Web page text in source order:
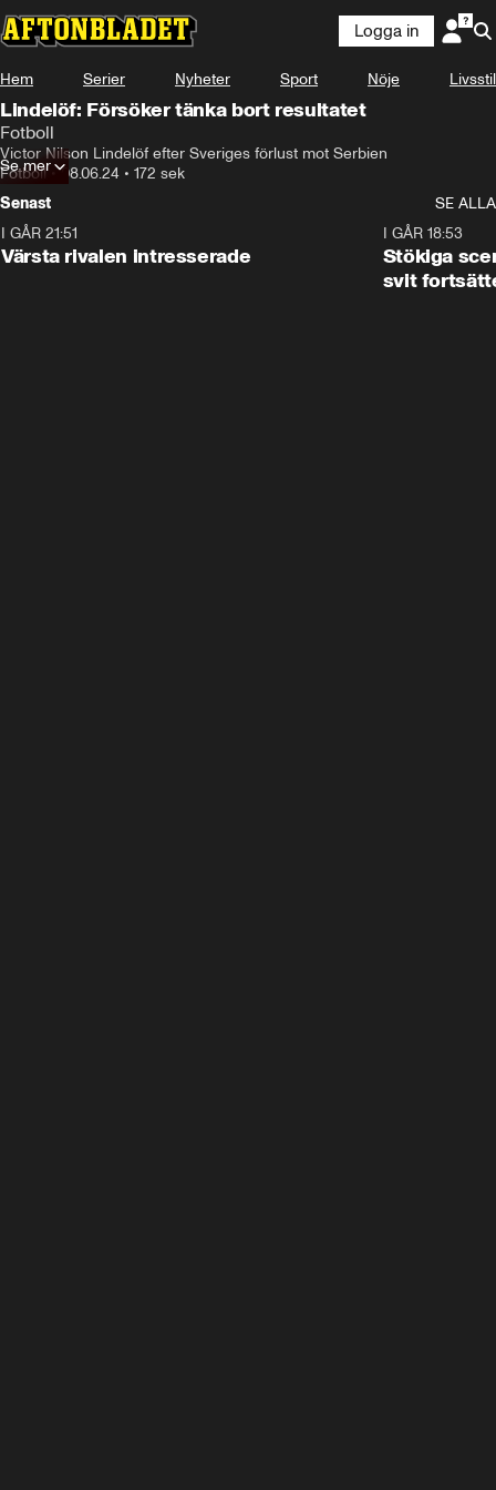
Logga in
Hem Serier Nyheter Sport Nöje Livsstil
Lindelöf: Försöker tänka bort resultatet
Fotboll
Victor Nilson Lindelöf efter Sveriges förlust mot Serbien
Fotboll•08.06.24 • 172 sek
Se mer
Senast
SE ALLA
I GÅR 21:51
Värsta rivalen intresserade
I GÅR 18:53
Stökiga
svit